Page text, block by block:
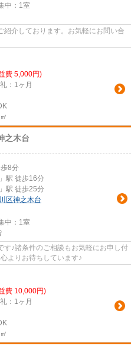
中： 1室
紹介しております。お気軽にお問い合
費 5,000円)
：1ヶ月
之木台
歩8分
」駅 徒歩16分
」駅 徒歩25分
区神之木台
中： 1室
す♪諸条件のご相談もお気軽にお申し付
よりお待ちしています♪
費 10,000円)
：1ヶ月